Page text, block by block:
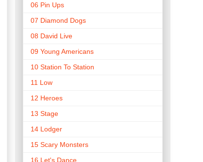
06 Pin Ups
07 Diamond Dogs
08 David Live
09 Young Americans
10 Station To Station
11 Low
12 Heroes
13 Stage
14 Lodger
15 Scary Monsters
16 Let's Dance